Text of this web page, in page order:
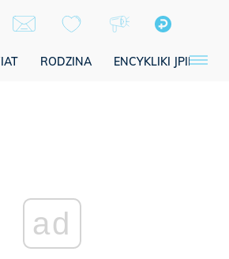
RODZINA ENCYKLIKI JPII
ad